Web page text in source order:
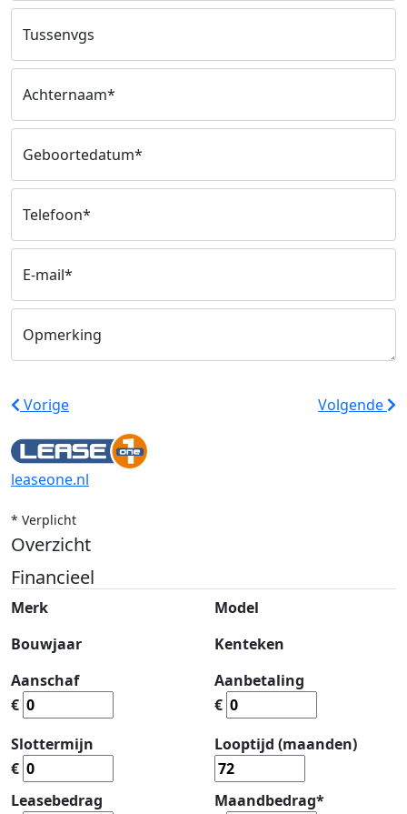
Tussenvgs
Achternaam*
Geboortedatum*
Telefoon*
E-mail*
Opmerking
leaseone.nl
Vorige Volgende
* Verplicht
Overzicht
Financieel
Merk
Model
Bouwjaar
Kenteken
Aanschaf
€
Aanbetaling
€
Slottermijn
€
Looptijd (maanden)
Leasebedrag
Maandbedrag*